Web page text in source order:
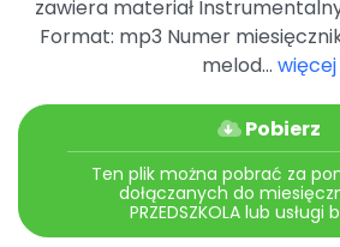
Archiwalne numery
Promocje
zawiera materiał
Format: mp3 Numer
melod... więcej
Pobierz
Ten plik można pobrać za
dołączanych do
PRZEDSZKOLA lub usługi